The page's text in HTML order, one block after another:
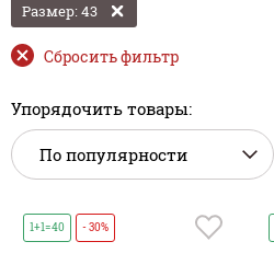
Размер: 43
Сбросить фильтр
Упорядочить товары:
1+1=40 - 30%